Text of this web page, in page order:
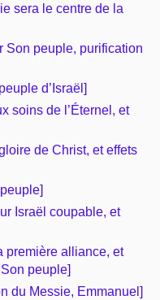
sera le centre de la
Son peuple, purification
d’Israël]
soins de l’Éternel, et
de Christ, et effets
Israël coupable, et
première alliance, et
peuple]
du Messie, Emmanuel]